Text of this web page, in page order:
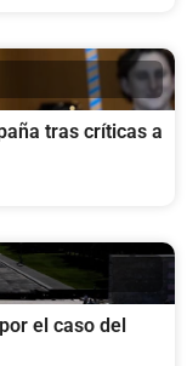
tras críticas a
el caso del